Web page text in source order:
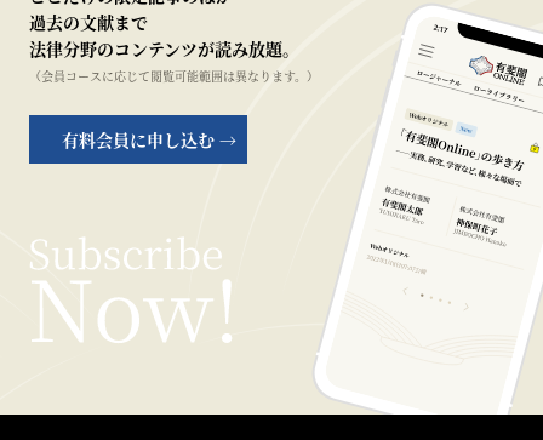
過去の文献まで
法律分野のコンテンツが読み放題。
（会員コースに応じて閲覧可能範囲は異なります。）
有料会員に申し込む →